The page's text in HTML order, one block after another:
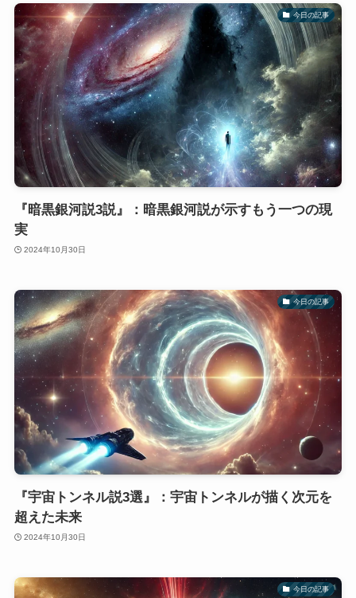
今日の記事
『暗黒銀河説3説』：暗黒銀河説が示すもう一つの現
実
2024年10月30日
今日の記事
『宇宙トンネル説3選』：宇宙トンネルが描く次元を
超えた未来
2024年10月30日
今日の記事